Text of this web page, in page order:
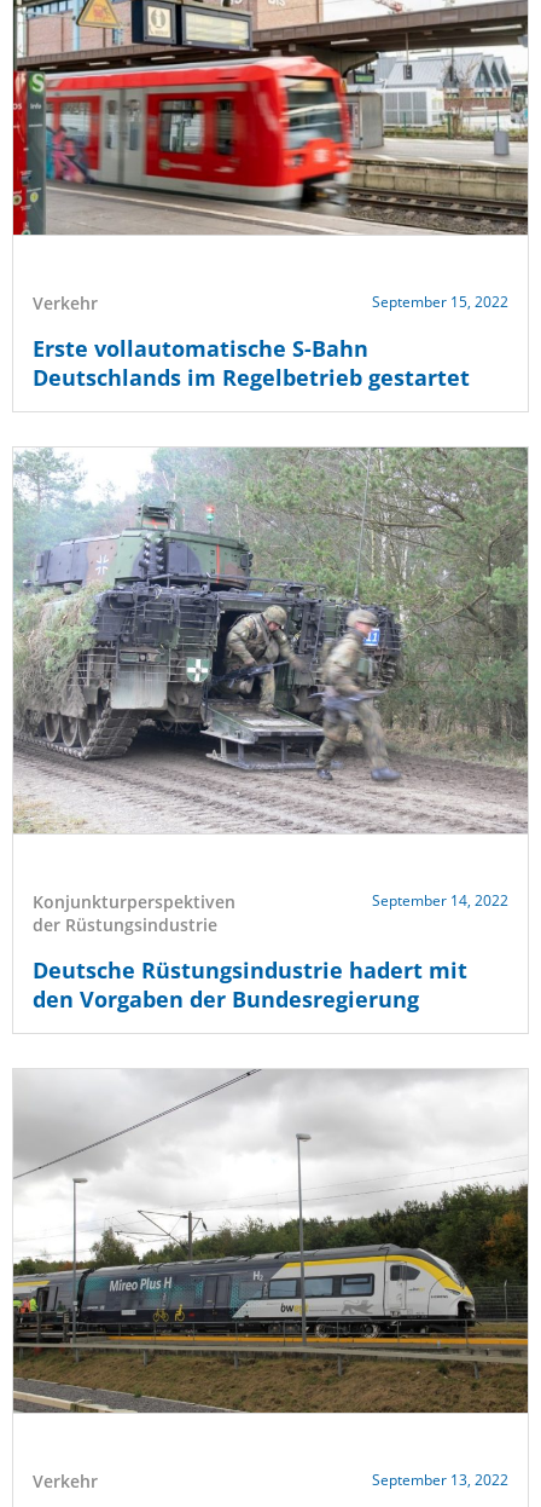
Verkehr September 15, 2022
Erste vollautomatische S-Bahn
Deutschlands im Regelbetrieb gestartet
Konjunkturperspektiven
der Rüstungsindustrie
September 14, 2022
Deutsche Rüstungsindustrie hadert mit
den Vorgaben der Bundesregierung
Verkehr September 13, 2022